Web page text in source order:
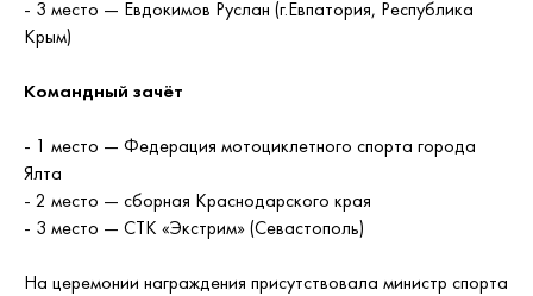
- 3 место — Евдокимов Руслан (г.Евпатория, Республика
Крым)
Командный зачёт
- 1 место — Федерация мотоциклетного спорта города
Ялта
- 2 место — сборная Краснодарского края
- 3 место — СТК «Экстрим» (Севастополь)
На церемонии награждения присутствовала министр спорта